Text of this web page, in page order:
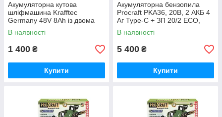
Акумуляторна кутова
шліфмашина Krafftec
Germany 48V 8Ah із двома
акумуляторами безщітковим
двигуном диском 125 мм БЕЗ
КЕЙСУ
В наявності
1 400 ₴
Купити
Акумуляторна бензопила
Procraft PKA36, 20В, 2 АКБ 4
Аг Type-C + ЗП 20/2 ECO,
шина 250 мм Німеччина
В наявності
5 400 ₴
Купити